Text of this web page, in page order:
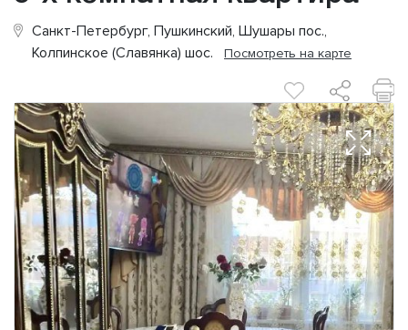
Санкт-Петербург, Пушкинский, Шушары пос.,
Колпинское (Славянка) шос. Посмотреть на карте